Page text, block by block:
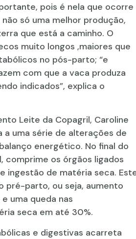
pois é nela que ocorre
só uma melhor produção,
que está a caminho. O
muito longos ,maiores que
no pós-parto; “e
com que a vaca produza
indicados”, explica o
Leite da Copagril, Caroline
a uma série de alterações de
energético. No final do
os órgãos ligados
ingestão de matéria seca.
pré-parto, ou seja, aumento
uma queda nas
seca em até 30%.
e digestivas acarreta